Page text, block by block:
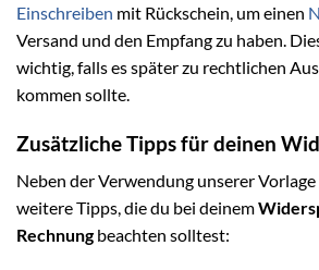
Einschreiben mit Rückschein, um einen
Versand und den Empfang zu haben.
wichtig, falls es später zu rechtlichen
kommen sollte.
Zusätzliche Tipps für deinen
Neben der Verwendung unserer
weitere Tipps, die du bei deinem
Rechnungbeachten solltest: